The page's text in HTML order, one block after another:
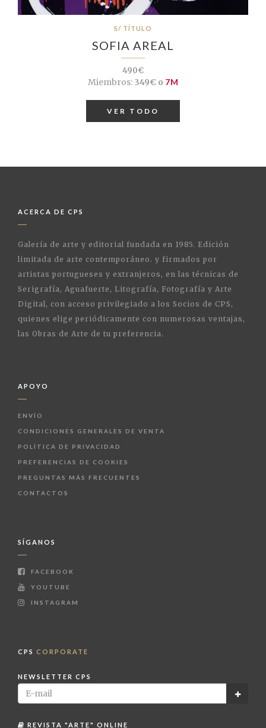
S/ TÍTULO
SOFIA AREAL
490€
Miembros:349€ o 7M
VER TODO
ACERCA DE CPS
Galería de arte y editorial fundada en 1985. Edición
limitada de arte contemporáneo. y firmados por
artistas portugueses y extranjeros, en las técnicas de
Serigrafía, Aguafuerte, Litografía, Fotografía y Arte
Digital, con acceso privilegiado a los Socios de CPS,
quienes elige periódicamente con numerosas ventajas,
las Obras de Arte de tu preferencia.
APOYO
ENVÍO
CONDICIONES GENERALES DE VENTA
POLÍTICA DE PRIVACIDAD
PREFERENCIAS DE COOKIES
PREGUNTAS MÁS FRECUENTES
CONTACTOS
SÍGANOS
FACEBOOK
YOUTUBE
INSTAGRAM
CPS CORPORATE
NEWSLETTER CPS
REVISTA "ARTE" ONLINE